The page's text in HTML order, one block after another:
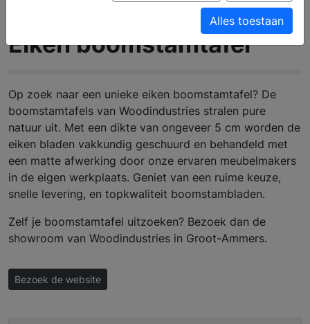
Eiken boomstamtafel
Op zoek naar een unieke eiken boomstamtafel? De
boomstamtafels van Woodindustries stralen pure
natuur uit. Met een dikte van ongeveer 5 cm worden de
eiken bladen vakkundig geschuurd en behandeld met
een matte afwerking door onze ervaren meubelmakers
in de eigen werkplaats. Geniet van een ruime keuze,
snelle levering, en topkwaliteit boomstambladen.
Zelf je boomstamtafel uitzoeken? Bezoek dan de
showroom van Woodindustries in Groot-Ammers.
Bezoek de website
Alles toestaan